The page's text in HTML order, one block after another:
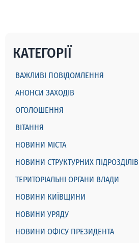
КАТЕГОРІЇ
ВАЖЛИВІ ПОВІДОМЛЕННЯ
АНОНСИ ЗАХОДІВ
ОГОЛОШЕННЯ
ВІТАННЯ
НОВИНИ МІСТА
НОВИНИ СТРУКТУРНИХ ПІДРОЗДІЛІВ
ТЕРИТОРІАЛЬНІ ОРГАНИ ВЛАДИ
НОВИНИ КИЇВЩИНИ
НОВИНИ УРЯДУ
НОВИНИ ОФІСУ ПРЕЗИДЕНТА